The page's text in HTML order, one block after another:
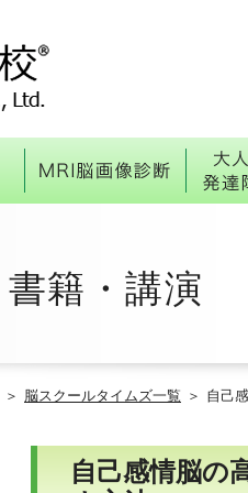
脳の学校・脳番地とは
MRI
書籍・講演
脳スクールタイムズ一覧 自己
自己感情脳の